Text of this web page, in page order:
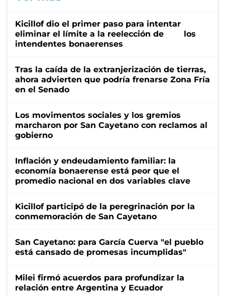
Kicillof dio el primer paso para intentar
eliminar el límite a la reelección de los
intendentes bonaerenses
Tras la caída de la extranjerización de tierras,
ahora advierten que podría frenarse Zona Fría
en el Senado
Los movimentos sociales y los gremios
marcharon por San Cayetano con reclamos al
gobierno
Inflación y endeudamiento familiar: la
economía bonaerense está peor que el
promedio nacional en dos variables clave
Kicillof participó de la peregrinación por la
conmemoración de San Cayetano
San Cayetano: para García Cuerva "el pueblo
está cansado de promesas incumplidas"
Milei firmó acuerdos para profundizar la
relación entre Argentina y Ecuador